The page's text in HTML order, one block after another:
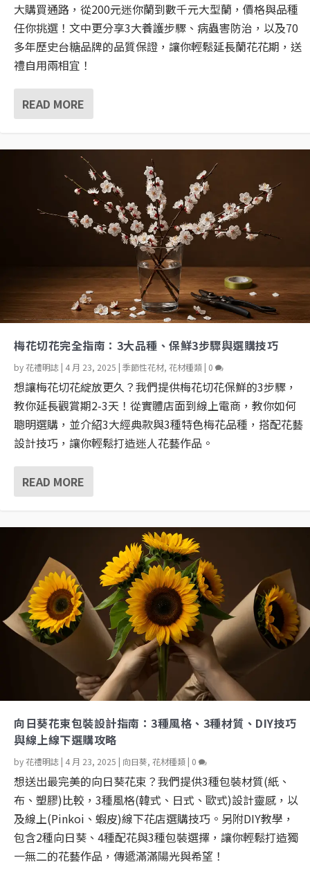
大購買通路，從200元迷你蘭到數千元大型蘭，價格與品種
任你挑選！文中更分享3大養護步驟、病蟲害防治，以及70
多年歷史台糖品牌的品質保證，讓你輕鬆延長蘭花花期，送
禮自用兩相宜！
READ MORE
梅花切花完全指南：3大品種、保鮮3步驟與選購技巧
by花禮明誌 | 4 月 23, 2025 | 季節性花材, 花材種類 | 0
想讓梅花切花綻放更久？我們提供梅花切花保鮮的3步驟，
教你延長觀賞期2-3天！從實體店面到線上電商，教你如何
聰明選購，並介紹3大經典款與3種特色梅花品種，搭配花藝
設計技巧，讓你輕鬆打造迷人花藝作品。
READ MORE
向日葵花束包裝設計指南：3種風格、3種材質、DIY技巧
與線上線下選購攻略
by花禮明誌 | 4 月 23, 2025 | 向日葵, 花材種類 | 0
想送出最完美的向日葵花束？我們提供3種包裝材質(紙、
布、塑膠)比較，3種風格(韓式、日式、歐式)設計靈感，以
及線上(Pinkoi、蝦皮)線下花店選購技巧。另附DIY教學，
包含2種向日葵、4種配花與3種包裝選擇，讓你輕鬆打造獨
一無二的花藝作品，傳遞滿滿陽光與希望！